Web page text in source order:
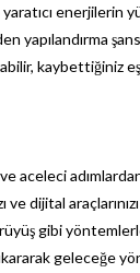
enerjilerin
yapılandırma
kaybettiğiniz
aceleci
ve dijital
gibi
geleceğe